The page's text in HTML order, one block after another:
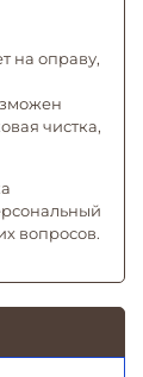
на оправу,
чистка,
вопросов.